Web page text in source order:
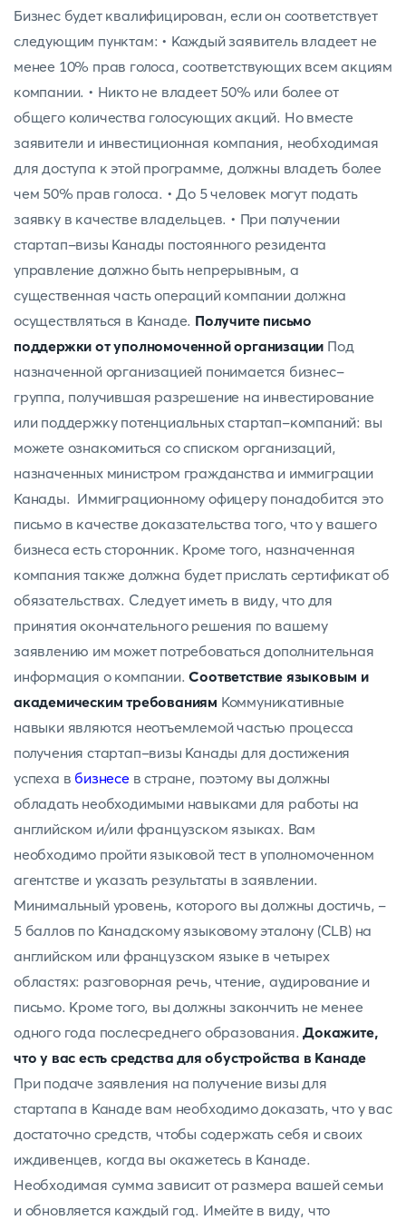
Бизнес будет квалифицирован, если он соответствует
следующим пунктам: • Каждый заявитель владеет не
менее 10% прав голоса, соответствующих всем акциям
компании. • Никто не владеет 50% или более от
общего количества голосующих акций. Но вместе
заявители и инвестиционная компания, необходимая
для доступа к этой программе, должны владеть более
чем 50% прав голоса. • До 5 человек могут подать
заявку в качестве владельцев. • При получении
стартап-визы Канады постоянного резидента
управление должно быть непрерывным, а
существенная часть операций компании должна
осуществляться в Канаде. Получите письмо
поддержки от уполномоченной организации Под
назначенной организацией понимается бизнес-
группа, получившая разрешение на инвестирование
или поддержку потенциальных стартап-компаний: вы
можете ознакомиться со списком организаций,
назначенных министром гражданства и иммиграции
Канады. Иммиграционному офицеру понадобится это
письмо в качестве доказательства того, что у вашего
бизнеса есть сторонник. Кроме того, назначенная
компания также должна будет прислать сертификат об
обязательствах. Следует иметь в виду, что для
принятия окончательного решения по вашему
заявлению им может потребоваться дополнительная
информация о компании.Соответствие языковым и
академическим требованиям Коммуникативные
навыки являются неотъемлемой частью процесса
получения стартап-визы Канады для достижения
успеха в бизнесев стране, поэтому вы должны
обладать необходимыми навыками для работы на
английском и/или французском языках. Вам
необходимо пройти языковой тест в уполномоченном
агентстве и указать результаты в заявлении.
Минимальный уровень, которого вы должны достичь, -
5 баллов по Канадскому языковому эталону (CLB) на
английском или французском языке в четырех
областях: разговорная речь, чтение, аудирование и
письмо. Кроме того, вы должны закончить не менее
одного года послесреднего образования.Докажите,
что у вас есть средства для обустройства в Канаде
При подаче заявления на получение визы для
стартапа в Канаде вам необходимо доказать, что у вас
достаточно средств, чтобы содержать себя и своих
иждивенцев, когда вы окажетесь в Канаде.
Необходимая сумма зависит от размера вашей семьи
и обновляется каждый год. Имейте в виду, что